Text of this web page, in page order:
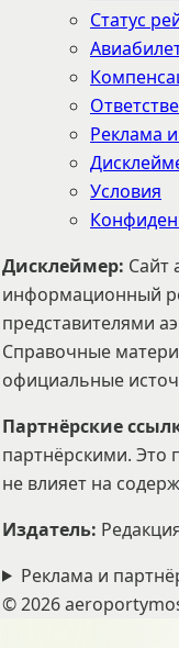
Статус
Реклама
Условия
Дисклеймер: Сайт
информационный
представителями
Справочные
официальные
Партнёрские
партнёрскими. Это
не влияет на
Издатель:
Реклама и
©2026